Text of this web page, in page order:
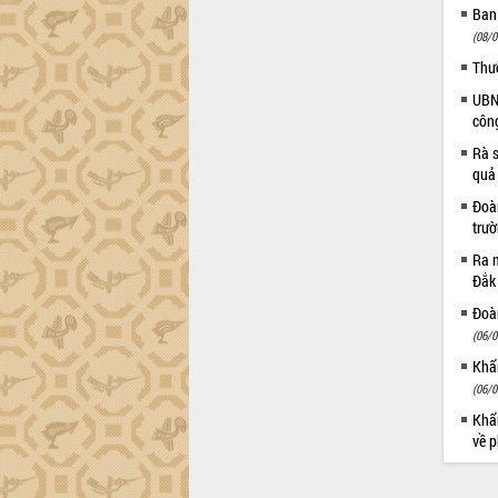
(08/
Rà
Ra
Đắk
(06/
(06/
về